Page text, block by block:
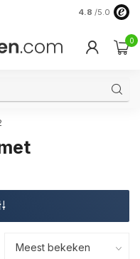
Verzending
4.8 /5.0
0